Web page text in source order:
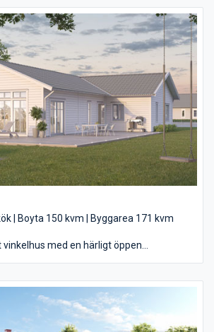
till det gemensamma köket och
ljus matplats och mysig kamin. Från köket
ut på altanen där ni njuter av somriga
I Villa Sjötorp får två barn var sitt
rum att hänga i. Och tack vare den
finns det gott om utrymme för det
dubbla klädkammare.
| Boyta 150 kvm | Byggarea 171 kvm
med en härligt öppen
sig huset åt två håll. Till höger, det
med ryggåstak och ett
Husets självklara sällskapsrum – som
terrassen genom de stora